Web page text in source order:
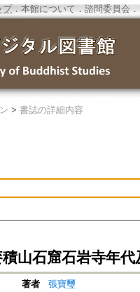
プ．本館について ． 諮問委員会 ．
> 書誌の詳細内容
山石窟石岩寺年
著者
張寶璽